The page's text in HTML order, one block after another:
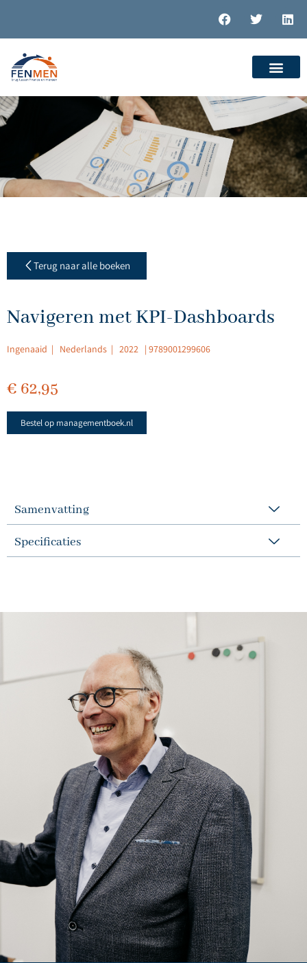
Terug naar alle boeken
Navigeren met KPI-Dashboards
Ingenaaid | Nederlands | 2022 | 9789001299606
€ 62,95
Bestel op managementboek.nl
Samenvatting
Specificaties